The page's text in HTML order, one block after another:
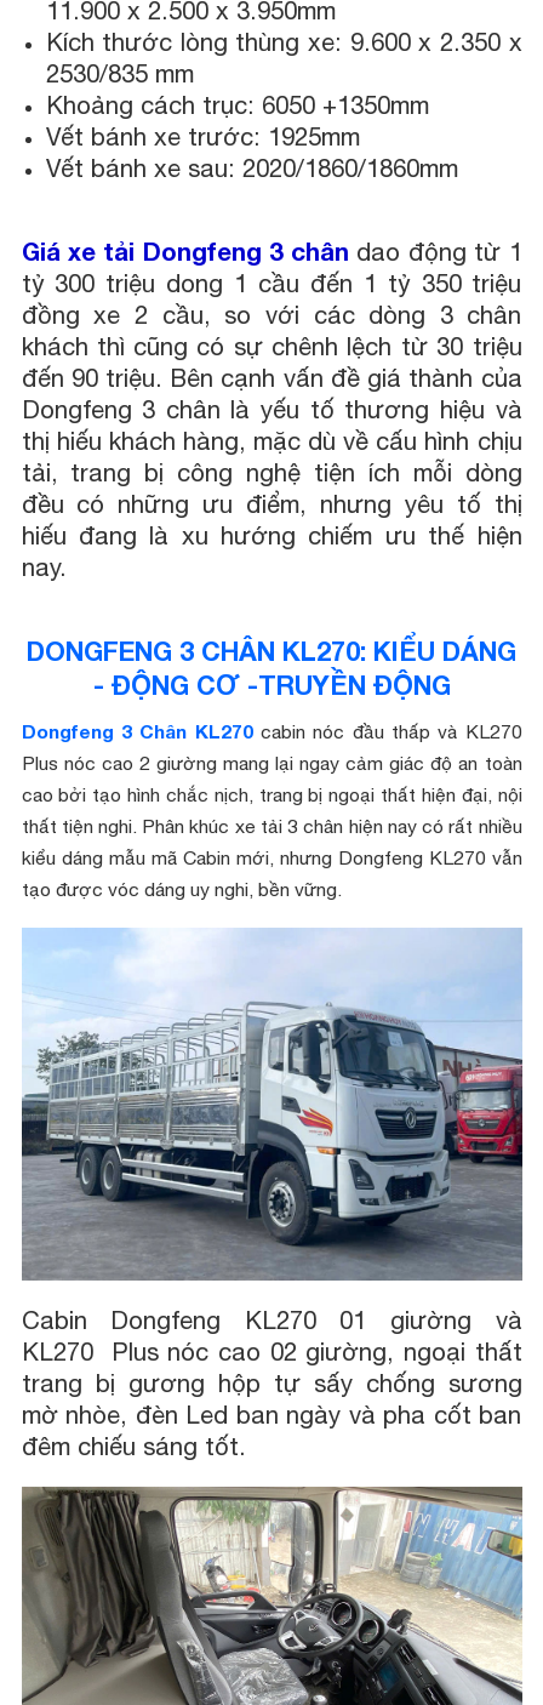
11.900 x 2.500 x 3.950mm
Kích thước lòng thùng xe: 9.600 x 2.350 x
2530/835 mm
Khoảng cách trục: 6050 +1350mm
Vết bánh xe trước: 1925mm
Vết bánh xe sau: 2020/1860/1860mm
Giá xe tải Dongfeng 3 chân dao động từ 1
tỷ 300 triệu dong 1 cầu đến 1 tỷ 350 triệu
đồng xe 2 cầu, so với các dòng 3 chân
khách thì cũng có sự chênh lệch từ 30 triệu
đến 90 triệu. Bên cạnh vấn đề giá thành của
Dongfeng 3 chân là yếu tố thương hiệu và
thị hiếu khách hàng, mặc dù về cấu hình chịu
tải, trang bị công nghệ tiện ích mỗi dòng
đều có những ưu điểm, nhưng yêu tố thị
hiếu đang là xu hướng chiếm ưu thế hiện
nay.
DONGFENG 3 CHÂN KL270: KIỂU DÁNG
- ĐỘNG CƠ -TRUYỀN ĐỘNG
Dongfeng 3 Chân KL270cabin nóc đầu thấp và KL270
Plus nóc cao 2 giường mang lại ngay cảm giác độ an toàn
cao bởi tạo hình chắc nịch, trang bị ngoại thất hiện đại, nội
thất tiện nghi. Phân khúc xe tải 3 chân hiện nay có rất nhiều
kiểu dáng mẫu mã Cabin mới, nhưng Dongfeng KL270 vẫn
tạo được vóc dáng uy nghi, bền vững.
Cabin Dongfeng KL270 01 giường và
KL270 Plus nóc cao 02 giường, ngoại thất
trang bị gương hộp tự sấy chống sương
mờ nhòe, đèn Led ban ngày và pha cốt ban
đêm chiếu sáng tốt.